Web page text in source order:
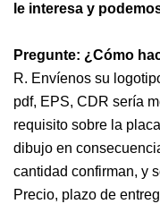
le interesa y
Pregunte: ¿Cómo
R. Envíenos su
pdf, EPS, CDR sería
requisito sobre la
dibujo en
cantidad confirman, y
Precio, plazo de